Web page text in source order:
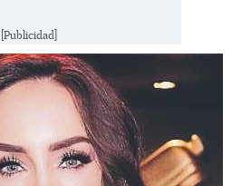
[Publicidad]